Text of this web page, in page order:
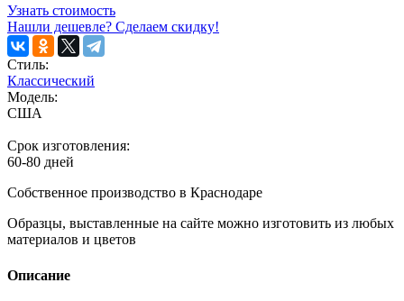
Узнать стоимость
Нашли дешевле? Сделаем скидку!
Стиль:
Классический
Модель:
США
Срок изготовления:
60-80 дней
Собственное производство в Краснодаре
Образцы, выставленные на сайте можно изготовить из любых
материалов и цветов
Описание